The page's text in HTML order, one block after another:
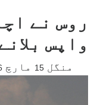
روس نے
واپس
منگل 15 مارچ